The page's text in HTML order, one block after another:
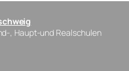
, Haupt-und Realschulen